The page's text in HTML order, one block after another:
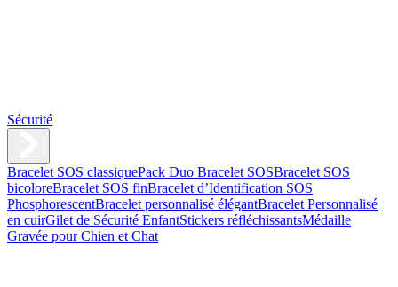
Sécurité
Bracelet SOS classiquePack Duo Bracelet SOSBracelet SOS
bicoloreBracelet SOS finBracelet d’Identification SOS
PhosphorescentBracelet personnalisé élégantBracelet Personnalisé
en cuirGilet de Sécurité EnfantStickers réfléchissantsMédaille
Gravée pour Chien et Chat